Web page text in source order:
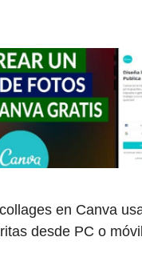
en Canva
desde PC o